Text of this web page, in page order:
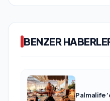
BENZER